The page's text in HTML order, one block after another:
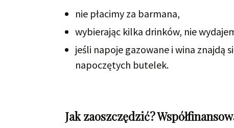
nie płacimy za barmana,
wybierając kilka drinków, nie
jeśli napoje gazowane i wina znajdą
napoczętych butelek.
Jak zaoszczędzić?